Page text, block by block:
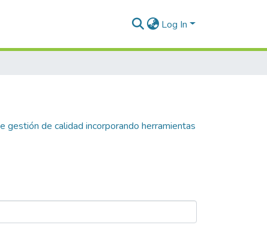
Log In
de calidad incorporando herramientas